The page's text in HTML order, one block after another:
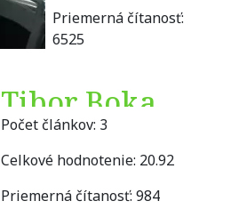
Priemerná čítanosť:
6525
Tibor Boka
Počet článkov: 3
Celkové hodnotenie: 20.92
Priemerná čítanosť: 984